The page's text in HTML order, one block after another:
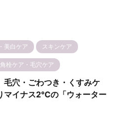
美白ケア スキンケア
角栓ケア・毛穴ケア
毛穴・ごわつき・くすみケ
マイナス2℃の「ウォーター